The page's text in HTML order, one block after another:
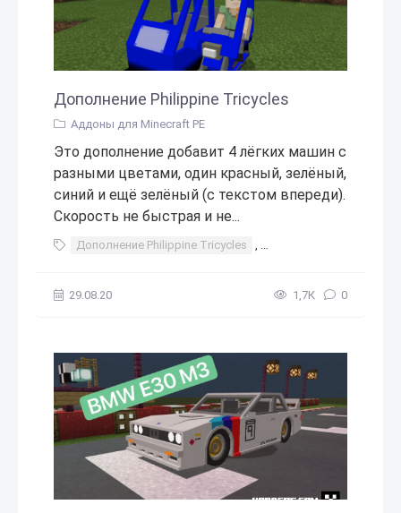
Дополнение Philippine Tricycles
Аддоны для Minecraft PE
Это дополнение добавит 4 лёгких машин с
разными цветами, один красный, зелёный,
синий и ещё зелёный (с текстом впереди).
Скорость не быстрая и не...
Дополнение Philippine Tricycles , Дополнение
29.08.20 1,7К 0